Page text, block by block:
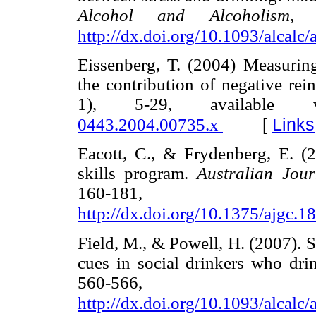
Alcohol and Alcoholism,
http://dx.doi.org/10.1093/alcalc/
Eissenberg, T. (2004)
the contribution of negative
1), 5-29,
0443.2004.00735.x
[ Links
Eacott, C., & Frydenberg, E.
skills program.Australian
160-181,
http://dx.doi.org/10.1375/
Field, M., & Powell, H. (2007).
cues in social drinkers who
560-566,
http://dx.doi.org/10.1093/alcalc/